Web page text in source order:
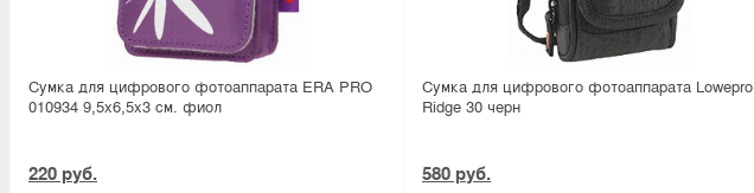
Сумка для цифрового фотоаппарата ERA PRO
010934 9,5х6,5х3 см. фиол
220 руб.
Сумка для цифрового фотоаппарата Lowepro
Ridge 30 черн
580 руб.